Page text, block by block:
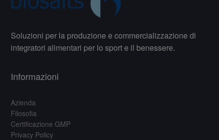
Soluzioni per la produzione e commercializzazione di
integratori alimentari per lo sport e il benessere.
Informazioni
Azienda
Filosofia
Certificazione GMP
Privacy Policy